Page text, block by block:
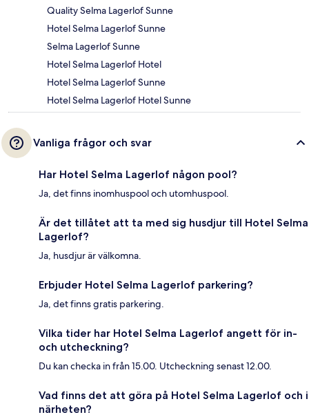
Quality Selma Lagerlof Sunne
Hotel Selma Lagerlof Sunne
Selma Lagerlof Sunne
Hotel Selma Lagerlof Hotel
Hotel Selma Lagerlof Sunne
Hotel Selma Lagerlof Hotel Sunne
Vanliga frågor och svar
Har Hotel Selma Lagerlof någon pool?
Ja, det finns inomhuspool och utomhuspool.
Är det tillåtet att ta med sig husdjur till Hotel Selma
Lagerlof?
Ja, husdjur är välkomna.
Erbjuder Hotel Selma Lagerlof parkering?
Ja, det finns gratis parkering.
Vilka tider har Hotel Selma Lagerlof angett för in-
och utcheckning?
Du kan checka in från 15.00. Utcheckning senast 12.00.
Vad finns det att göra på Hotel Selma Lagerlof och i
närheten?